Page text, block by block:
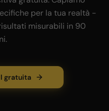
per la tua realtà -
misurabili in 90
gratuita